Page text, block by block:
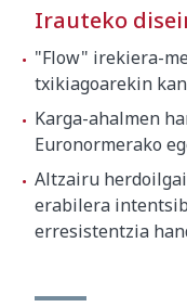
Irauteko
"Flow" irekiera-
txikiagoarekin
Karga-ahalmen
Euronormerako
Altzairu
erabilera
erresistentzia